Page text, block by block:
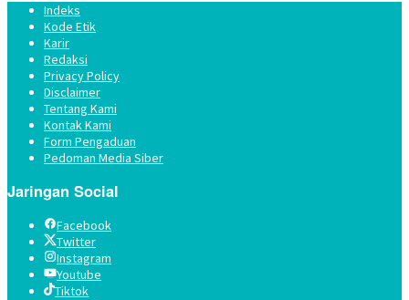
Indeks
Kode Etik
Karir
Redaksi
Privacy Policy
Disclaimer
Tentang Kami
Kontak Kami
Form Pengaduan
Pedoman Media Siber
Jaringan Social
Facebook
Twitter
Instagram
Youtube
Tiktok